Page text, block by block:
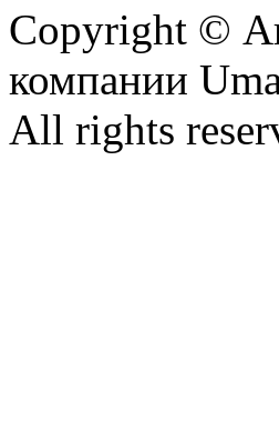
Copyright ©
компании
All rights